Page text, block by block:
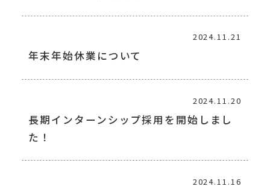
2024.11.21
年末年始休業について
2024.11.20
長期インターンシップ採用を開始しまし
た！
2024.11.16